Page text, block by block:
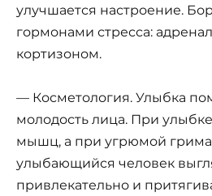
улучшается настроение.
гормонами стресса:
кортизоном.
— Косметология. Улыбка
молодость лица. При улыбке
мышц, а при угрюмой
улыбающийся человек
привлекательно и